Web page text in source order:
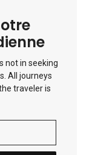
not in seeking
All journeys
traveler is